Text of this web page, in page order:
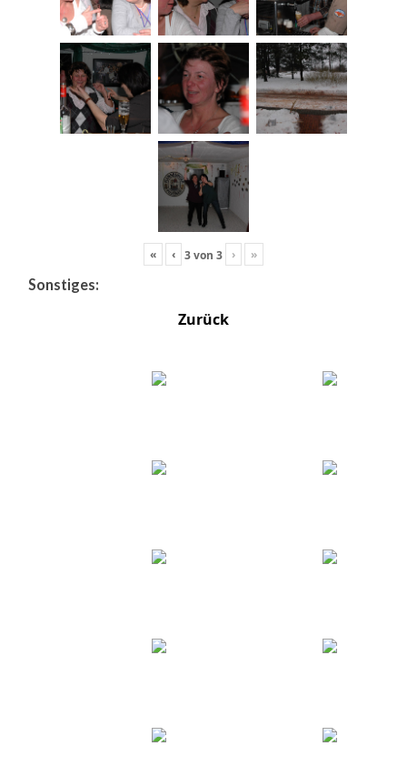
« ‹ 3von 3 › »
Sonstiges:
Zurück